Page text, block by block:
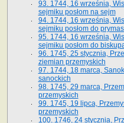
93. 1744, 16 września,
sejmiku posłom na sejm
94. 1744, 16 września,
sejmiku posłom do
95. 1744, 16 września,
sejmiku posłom do
96. 1745, 25 stycznia,
ziemian przemyskich
97. 1744, 18 marca,
sanockich
98. 1745, 29 marca,
przemyskich
99. 1745, 19 lipca,
przemyskich
100. 1746, 24 stycznia,